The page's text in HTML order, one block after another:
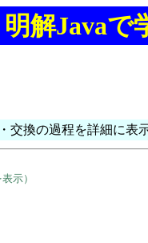
明解Java
交換の過程を詳細に
示）